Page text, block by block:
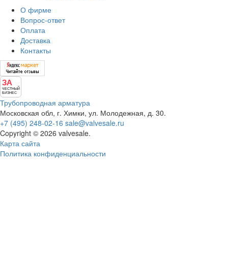
О фирме
Вопрос-ответ
Оплата
Доставка
Контакты
ЗА
ЧЕСТНЫЙ
БИЗНЕС
Трубопроводная арматура
Московская обл, г. Химки, ул. Молодежная, д. 30.
+7 (495) 248-02-16 sale@valvesale.ru
Copyright © 2026 valvesale.
Карта сайта
Политика конфиденциальности